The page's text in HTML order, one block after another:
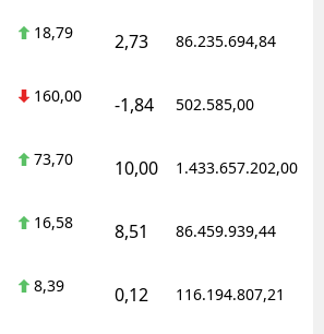
18,79 2,73 86.235.694,84
160,00 -1,84 502.585,00
73,70 10,00 1.433.657.202,00
16,58 8,51 86.459.939,44
8,39 0,12 116.194.807,21